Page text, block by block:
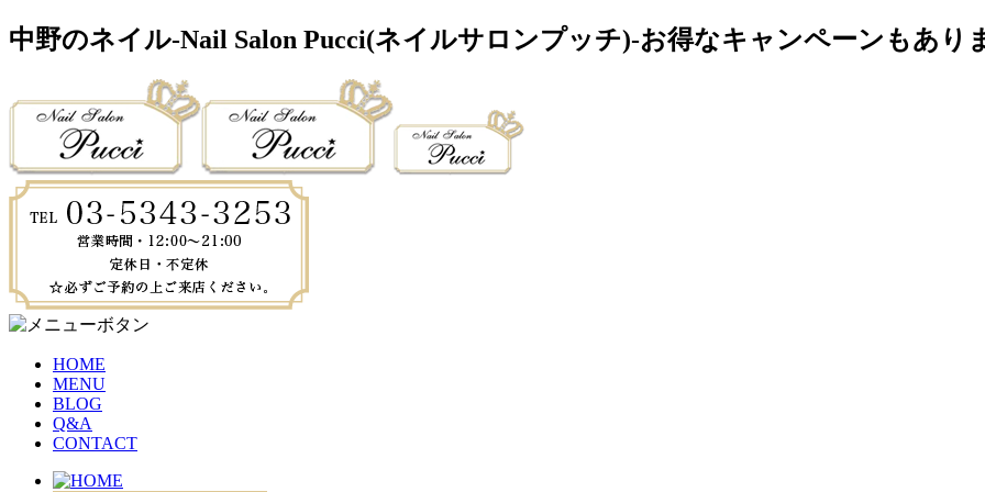
中野のネイル-Nail Salon Pucci(ネイルサロンプッチ)-お得なキャンペーンもあり
HOME
MENU
BLOG
Q&A
CONTACT